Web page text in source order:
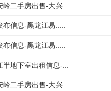
二手房出售-大兴...
信息-黑龙江易.....
信息-黑龙江易.....
地下室出租信息-...
二手房出售-大兴...